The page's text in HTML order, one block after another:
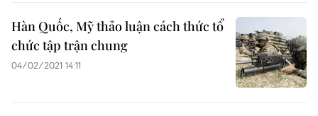
Hàn Quốc, Mỹ thảo luận cách thức tổ
chức tập trận chung
04/02/2021 14:11